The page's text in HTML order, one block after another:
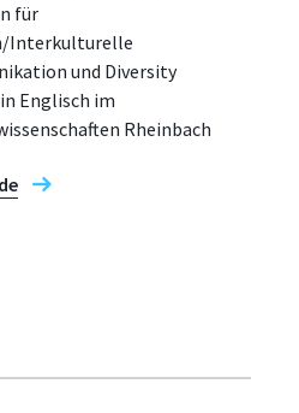
für
Interkulturelle
und Diversity
Englisch im
Rheinbach